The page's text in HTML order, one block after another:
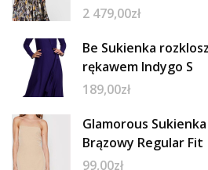
2 479,00zł
Be Sukienka
rękawem Indygo S
189,00zł
Glamorous
Brązowy Regular Fit
99,00zł